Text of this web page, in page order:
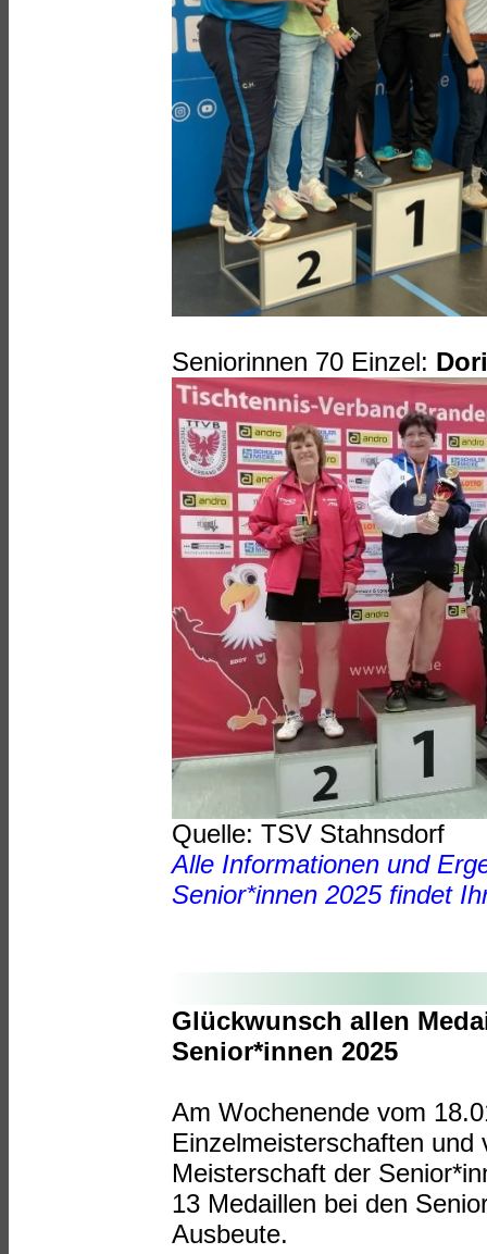
Seniorinnen 70 Einzel:
Quelle: TSV Stahnsdorf
Alle Informationen und
Senior*innen 2025 findet
Glückwunsch allen
Senior*innen 2025
Am Wochenende vom
Einzelmeisterschaften
Meisterschaft der
13 Medaillen bei den
Ausbeute.